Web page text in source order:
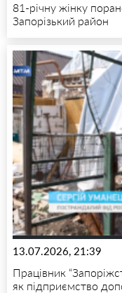
81-річну жінку
Запорізький район
13.07.2026, 21:39
Працівник
як підприємство